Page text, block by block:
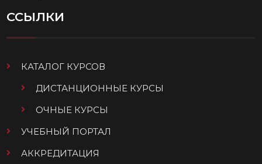
ССЫЛКИ
КАТАЛОГ КУРСОВ
ДИСТАНЦИОННЫЕ КУРСЫ
ОЧНЫЕ КУРСЫ
УЧЕБНЫЙ ПОРТАЛ
АККРЕДИТАЦИЯ